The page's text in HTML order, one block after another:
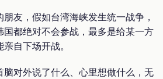
友，假如台湾海峡发生统一战争，
国都绝对不会参战，最多是给某一方
自下场开战。
对外说了什么、心里想做什么，无